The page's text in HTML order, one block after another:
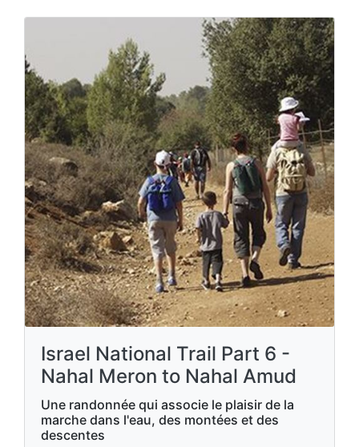
Israel National Trail Part 6 -
Nahal Meron to Nahal Amud
Une randonnée qui associe le plaisir de la
marche dans l'eau, des montées et des
descentes